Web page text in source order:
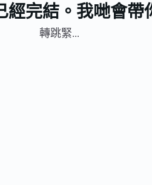
完結。我哋會帶
轉跳緊...